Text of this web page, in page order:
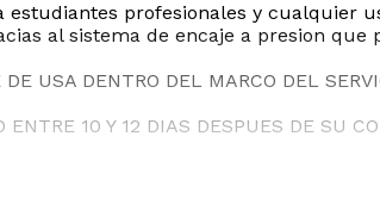
estudiantes profesionales y cualquier
al sistema de encaje a presion
USA DENTRO DEL MARCO DEL
ENTRE 10 Y 12 DIAS DESPUES DE SU